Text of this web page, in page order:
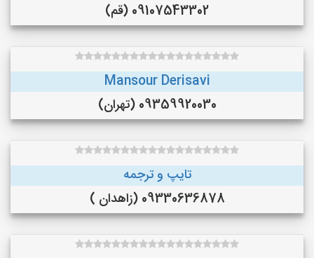
09107543302 (قم)
Mansour Derisavi
09359920030 (تهران)
تایپ و ترجمه
09330636878 (زاهدان )